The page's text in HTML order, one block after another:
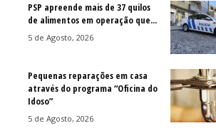
PSP apreende mais de 37 quilos
de alimentos em operação que...
5 de Agosto, 2026
Pequenas reparações em casa
através do programa “Oficina do
Idoso”
5 de Agosto, 2026